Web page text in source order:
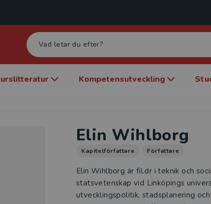
Kompetensutveckling
Elin Wihlborg
Kapitelförfattare Författare
Elin Wihlborg är fil.dr i teknik och
statsvetenskap vid Linköpings
utvecklingspolitik, stadsplanering